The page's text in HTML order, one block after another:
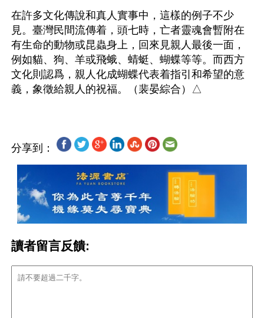
在許多文化傳說和真人實事中，這樣的例子不少
見。臺灣民間流傳着，頭七時，亡者靈魂會暫附在
有生命的動物或昆蟲身上，回來見親人最後一面，
例如貓、狗、羊或飛蛾、蜻蜓、蝴蝶等等。而西方
文化則認爲，親人化成蝴蝶代表着指引和希望的意
分享到：
讀者留言反饋: